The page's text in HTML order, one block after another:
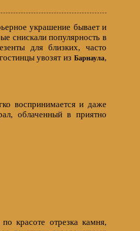
украшение бывает и
снискали популярность в
для близких, часто
увозят из Барнаула,
воспринимается и даже
облаченный в приятно
красоте отрезка камня,